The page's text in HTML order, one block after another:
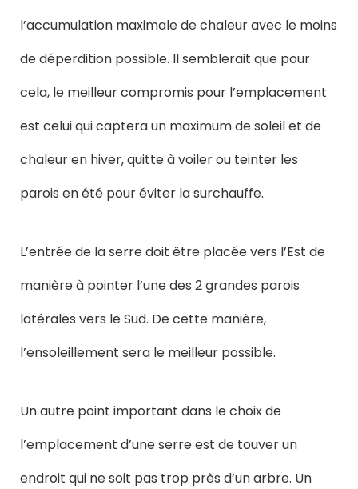
l’accumulation maximale de chaleur avec le moins
de déperdition possible. Il semblerait que pour
cela, le meilleur compromis pour l’emplacement
est celui qui captera un maximum de soleil et de
chaleur en hiver, quitte à voiler ou teinter les
parois en été pour éviter la surchauffe.
L’entrée de la serre doit être placée vers l’Est de
manière à pointer l’une des 2 grandes parois
latérales vers le Sud. De cette manière,
l’ensoleillement sera le meilleur possible.
Un autre point important dans le choix de
l’emplacement d’une serre est de touver un
endroit qui ne soit pas trop près d’un arbre. Un